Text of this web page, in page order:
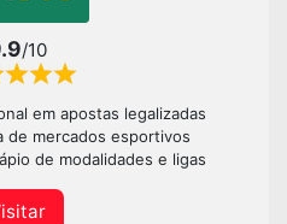
/10
em apostas legalizadas
de mercados esportivos
de modalidades e ligas